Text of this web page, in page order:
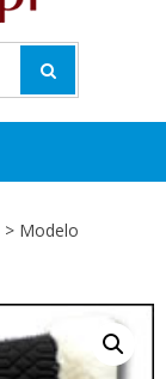
> Modelo